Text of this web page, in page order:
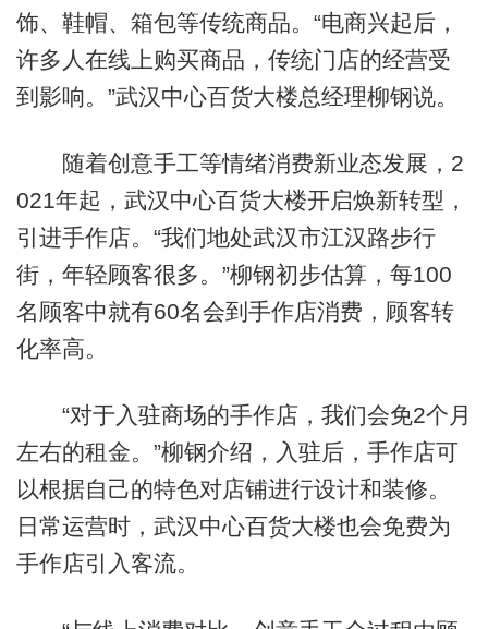
饰、鞋帽、箱包等传统商品。“电商兴起后，
许多人在线上购买商品，传统门店的经营受
到影响。”武汉中心百货大楼总经理柳钢说。
随着创意手工等情绪消费新业态发展，2
021年起，武汉中心百货大楼开启焕新转型，
引进手作店。“我们地处武汉市江汉路步行
街，年轻顾客很多。”柳钢初步估算，每100
名顾客中就有60名会到手作店消费，顾客转
化率高。
“对于入驻商场的手作店，我们会免2个月
左右的租金。”柳钢介绍，入驻后，手作店可
以根据自己的特色对店铺进行设计和装修。
日常运营时，武汉中心百货大楼也会免费为
手作店引入客流。